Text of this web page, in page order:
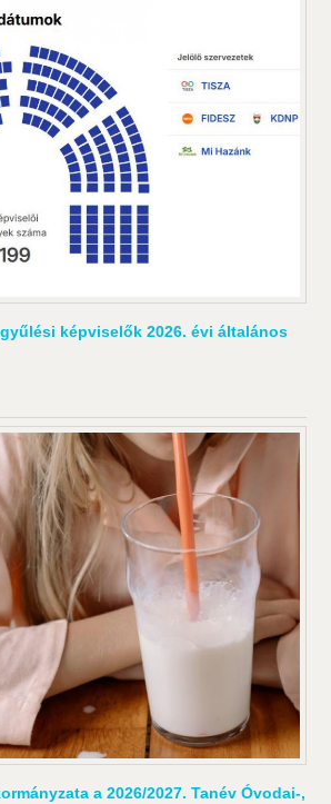
képviselők 2026. évi általános
a 2026/2027. Tanév Óvodai-,